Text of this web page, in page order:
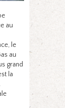
au
le
au
grand
la